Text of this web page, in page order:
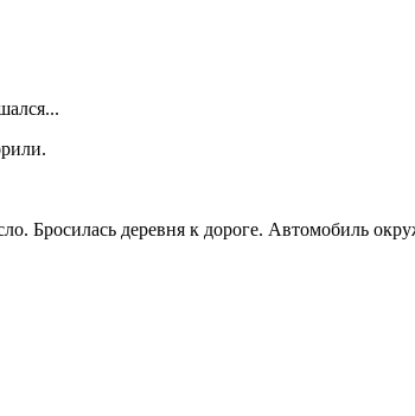
Бросилась деревня к дороге. Автомобиль